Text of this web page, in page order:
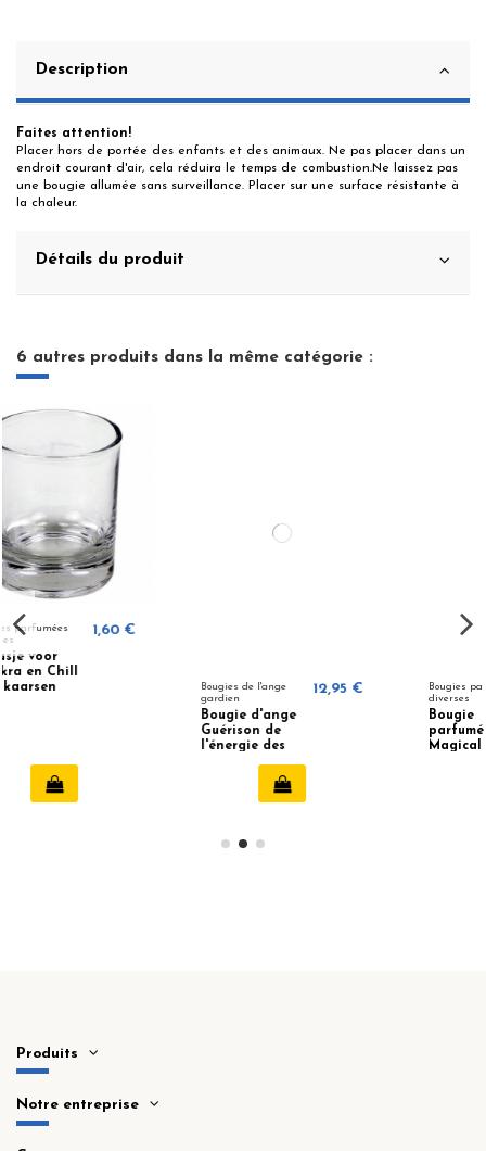
Description
Faites attention!
Placer hors de portée des enfants et des animaux. Ne pas placer dans un
endroit courant d'air, cela réduira le temps de combustion.Ne laissez pas
une bougie allumée sans surveillance. Placer sur une surface résistante à
la chaleur.
Détails du produit
6 autres produits dans la même catégorie :
12,95 €
Bougies parfumées
Bougie
5,99 €
Produits
Notre entreprise